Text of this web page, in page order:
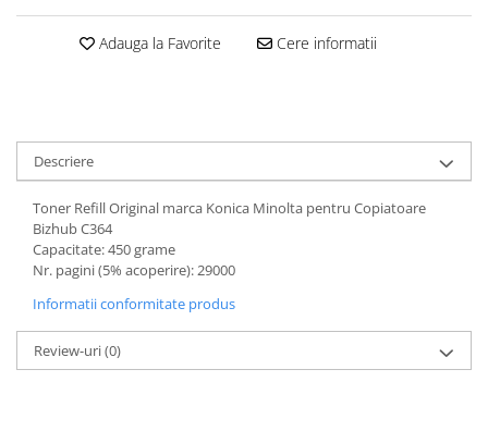
Adauga la Favorite Cere informatii
Descriere
Toner Refill Original marca Konica Minolta pentru Copiatoare
Bizhub C364
Capacitate: 450 grame
Nr. pagini (5% acoperire): 29000
Informatii conformitate produs
Review-uri(0)